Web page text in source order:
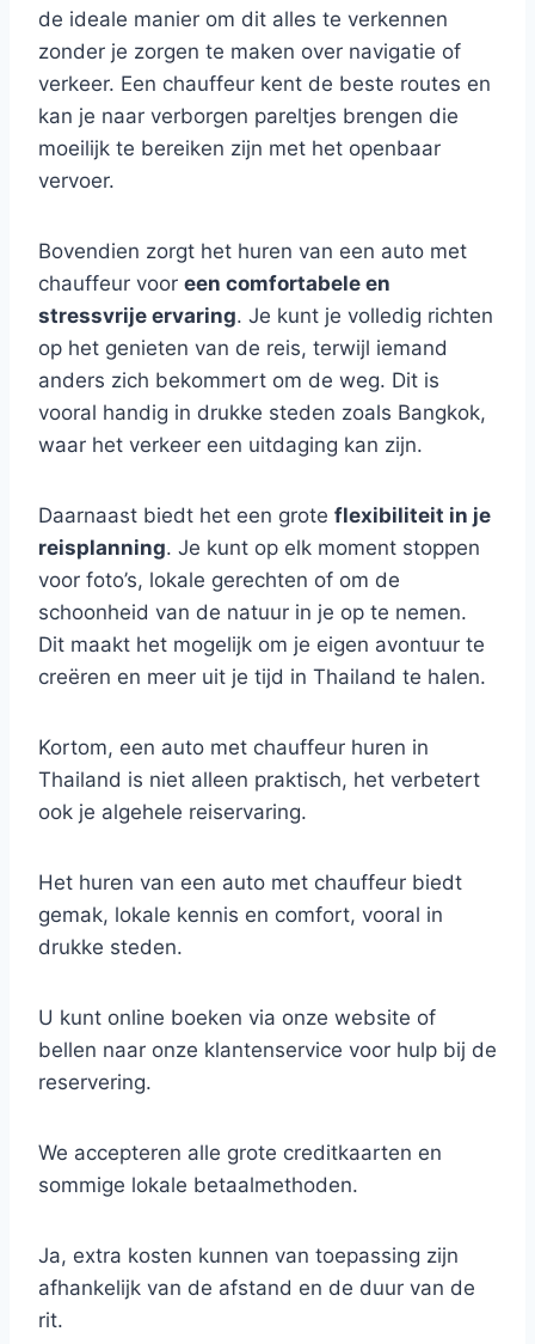
de ideale manier om dit alles te verkennen
zonder je zorgen te maken over navigatie of
verkeer. Een chauffeur kent de beste routes en
kan je naar verborgen pareltjes brengen die
moeilijk te bereiken zijn met het openbaar
vervoer.
Bovendien zorgt het huren van een auto met
chauffeur voor een comfortabele en
stressvrije ervaring. Je kunt je volledig richten
op het genieten van de reis, terwijl iemand
anders zich bekommert om de weg. Dit is
vooral handig in drukke steden zoals Bangkok,
waar het verkeer een uitdaging kan zijn.
Daarnaast biedt het een grote flexibiliteit in je
reisplanning. Je kunt op elk moment stoppen
voor foto’s, lokale gerechten of om de
schoonheid van de natuur in je op te nemen.
Dit maakt het mogelijk om je eigen avontuur te
creëren en meer uit je tijd in Thailand te halen.
Kortom, een auto met chauffeur huren in
Thailand is niet alleen praktisch, het verbetert
ook je algehele reiservaring.
Het huren van een auto met chauffeur biedt
gemak, lokale kennis en comfort, vooral in
drukke steden.
U kunt online boeken via onze website of
bellen naar onze klantenservice voor hulp bij de
reservering.
We accepteren alle grote creditkaarten en
sommige lokale betaalmethoden.
Ja, extra kosten kunnen van toepassing zijn
afhankelijk van de afstand en de duur van de
rit.